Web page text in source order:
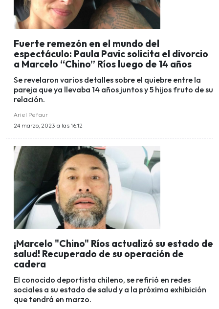
Fuerte remezón en el mundo del
espectáculo: Paula Pavic solicita el divorcio
a Marcelo “Chino” Ríos luego de 14 años
Se revelaron varios detalles sobre el quiebre entre la
pareja que ya llevaba 14 años juntos y 5 hijos fruto de su
relación.
Ariel Pefaur
24 marzo, 2023 a las 16:12
¡Marcelo "Chino" Ríos actualizó su estado de
salud! Recuperado de su operación de
cadera
El conocido deportista chileno, se refirió en redes
sociales a su estado de salud y a la próxima exhibición
que tendrá en marzo.